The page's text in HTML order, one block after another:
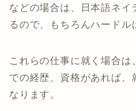
などの場合は、日本語ネイ
るので、もちろんハードル
これらの仕事に就く場合は
での経歴、資格があれば、
なります。